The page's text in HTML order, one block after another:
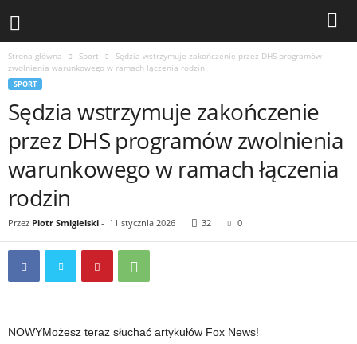
Strona główna Sport
Sędzia wstrzymuje zakończenie przez DHS programów
zwolnienia warunkowego w ramach łączenia rodzin
SPORT
Sędzia wstrzymuje zakończenie
przez DHS programów zwolnienia
warunkowego w ramach łączenia
rodzin
Przez Piotr Smigielski - 11 stycznia 2026 32 0
NOWYMożesz teraz słuchać artykułów Fox News!